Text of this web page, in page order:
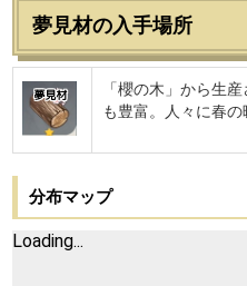
夢見材の入手場所
夢見材
「櫻の木」から生
も豊富。人々に春
分布マップ